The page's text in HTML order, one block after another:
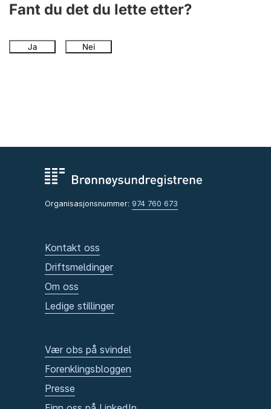
Fant du det du lette etter?
Ja Nei
Organisasjonsnummer: 974 760 673
Kontakt oss
Driftsmeldinger
Om oss
Ledige stillinger
Vær obs på svindel
Forenklingsbloggen
Presse